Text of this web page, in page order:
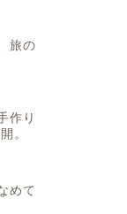
旅の
作り
。
めて